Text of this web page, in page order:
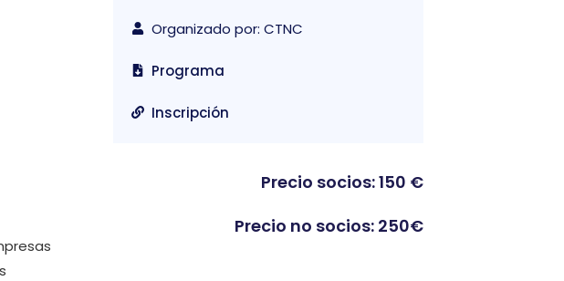
Organizado por: CTNC
Programa
Inscripción
Precio socios: 150 €
Precio no socios: 250€